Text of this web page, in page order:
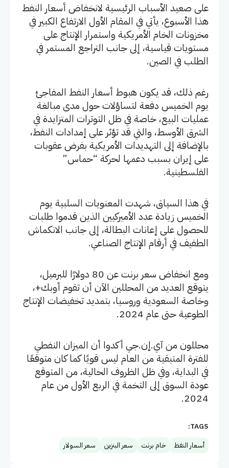
على صعيد الأسباب الرئيسية لانخفاض أسعار النفط
هذا الأسبوع، يأتي في المقام الأول الارتفاع الكبير في
مخزونات الخام الأمريكية واستمرار الإنتاج على
مستويات قياسية، إلى جانب التراجع المستمر في
الطلب في الصين.
رغم ذلك، قد يكون هبوط أسعار النفط المفاجئ
يوم الخميس دفعة لتساؤلات حول مدى مبالغة
عمليات البيع، خاصة في ظل التوترات المتزايدة في
الشرق الأوسط، والتي قد تؤثر على إمدادات النفط،
بالإضافة إلى التهديدات الأمريكية بفرض عقوبات
على إيران بسبب دعمها لحركة “حماس”
الفلسطينية.
في هذا السياق، شهدت المعنويات السلبية يوم
الخميس زيادة عدد الأميركيين الذين قدموا طلبات
للحصول على إعانات البطالة، إلى جانب الانكماش
الطفيف في أرقام الإنتاج الصناعي.
ومع انخفاض سعر برنت عن 80 دولارًا للبرميل،
يتوقع العديد من المحللين الآن أن تقوم أوبك+،
وخاصة السعودية وروسيا، بتمديد تخفيضات الإنتاج
الطوعية حتى عام 2024.
محللون من آي.إن.جي أكدوا أن الميزان النفطي
للفترة المتبقية من العام ليس قويًا كما كان متوقعًا
في البداية، وفي ظل الظروف الحالية، من المتوقع
عودة السوق إلى التخمة في الربع الأول من عام
2024.
TAGS:
أسعار النفط
خام برنت سعر البنزين سعر السولار